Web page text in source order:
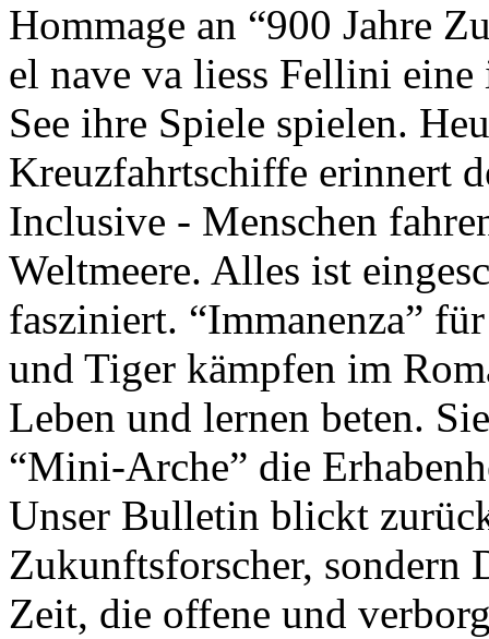
Hommage an “900 Jahre
el nave va liess Fellini
See ihre Spiele spielen.
Kreuzfahrtschiffe erinnert
Inclusive - Menschen
Weltmeere. Alles ist
fasziniert. “Immanenza”
und Tiger kämpfen im
Leben und lernen beten.
“Mini-Arche” die
Unser Bulletin blickt
Zukunftsforscher, sondern
Zeit, die offene und